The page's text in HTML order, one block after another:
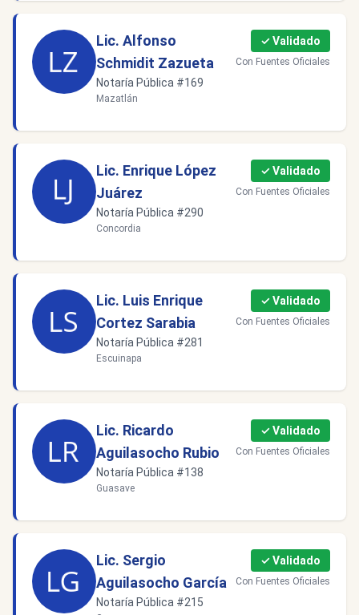
Lic. Alfonso
Schmidit Zazueta
Notaría Pública #169
Mazatlán
✓ Validado
Con Fuentes Oficiales
Lic. Enrique López
Juárez
Notaría Pública #290
Concordia
✓ Validado
Con Fuentes Oficiales
Lic. Luis Enrique
Cortez Sarabia
Notaría Pública #281
Escuinapa
✓ Validado
Con Fuentes Oficiales
Lic. Ricardo
Aguilasocho Rubio
Notaría Pública #138
Guasave
✓ Validado
Con Fuentes Oficiales
Lic. Sergio
Aguilasocho García
Notaría Pública #215
✓ Validado
Con Fuentes Oficiales